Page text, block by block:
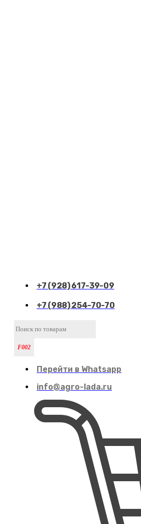
+7 (928) 617-39-09
+7 (988) 254-70-70
Перейти в Whatsapp
info@agro-lada.ru